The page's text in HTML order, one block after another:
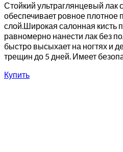
Стойкий ультраглянцевый лак
обеспечивает ровное плотное
слой.Широкая салонная кисть
равномерно нанести лак без
быстро высыхает на ногтях и
трещин до 5 дней. Имеет
Купить